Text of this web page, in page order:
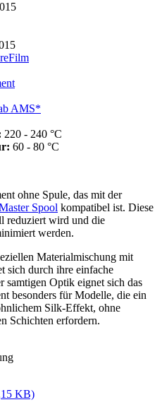
AMS*
220 - 240 °C
60 - 80 °C
ohne Spule, das mit der
Spool kompatibel ist. Diese
reduziert wird und die
werden.
Materialmischung mit
sich durch ihre einfache
samtigen Optik eignet sich das
besonders für Modelle, die ein
Silk-Effekt, ohne
Schichten erfordern.
KB)